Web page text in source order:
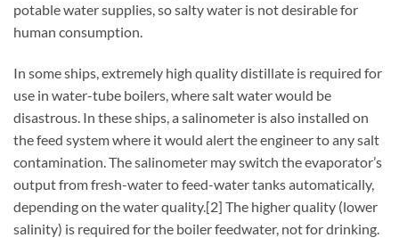
potable water supplies, so salty water is not desirable for
human consumption.
In some ships, extremely high quality distillate is required for
use in water-tube boilers, where salt water would be
disastrous. In these ships, a salinometer is also installed on
the feed system where it would alert the engineer to any salt
contamination. The salinometer may switch the evaporator’s
output from fresh-water to feed-water tanks automatically,
depending on the water quality.[2] The higher quality (lower
salinity) is required for the boiler feedwater, not for drinking.